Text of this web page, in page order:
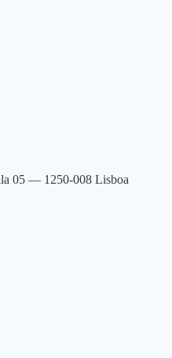
05 — 1250-008 Lisboa